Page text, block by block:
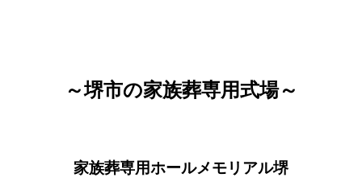
～堺市の家族葬専用式場～
家族葬専用ホールメモリアル堺